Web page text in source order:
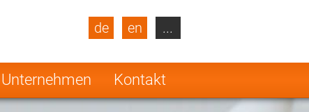
Unternehmen Kontakt
de en
Turkey
Netherlands
...